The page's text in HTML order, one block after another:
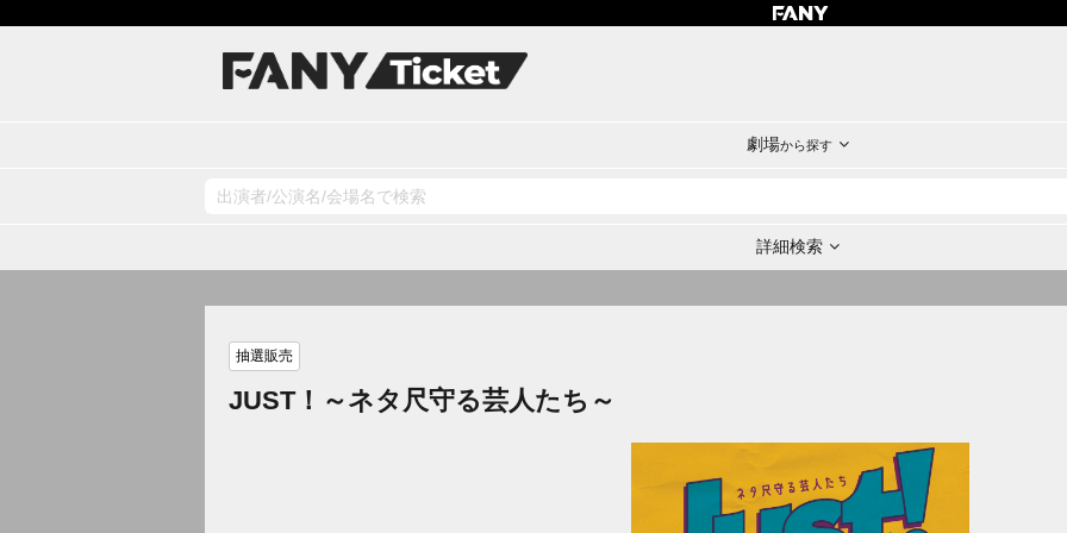
劇場から探す
詳細検索
抽選販売
JUST！～ネタ尺守る芸人たち～